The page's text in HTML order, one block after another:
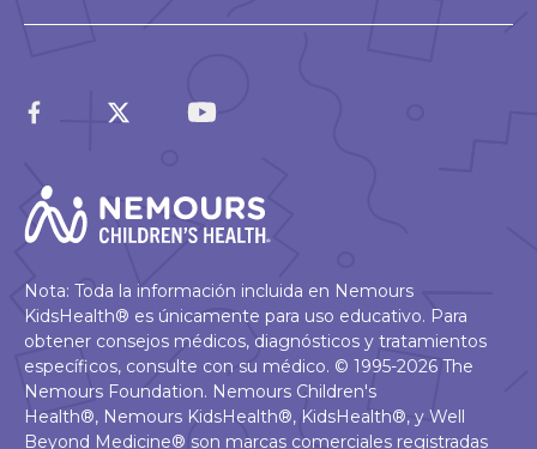
Nota: Toda la información incluida en Nemours
KidsHealth® es únicamente para uso educativo. Para
obtener consejos médicos, diagnósticos y tratamientos
específicos, consulte con su médico. © 1995-2026 The
Nemours Foundation. Nemours Children's
Health®, Nemours KidsHealth®, KidsHealth®, y Well
Beyond Medicine® son marcas comerciales registradas